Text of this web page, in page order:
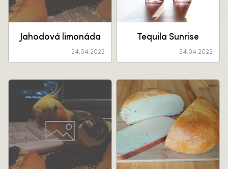
Jahodová limonáda
24.04.2022
Tequila Sunrise
24.04.2022